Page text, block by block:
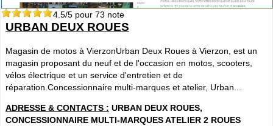
4.5/5 pour 73 note
URBAN DEUX ROUES
Magasin de motos à VierzonUrban Deux Roues à Vierzon, est un
magasin proposant du neuf et de l'occasion en motos, scooters,
vélos électrique et un service d'entretien et de
réparation.Concessionnaire multi-marques et atelier, Urban...
ADRESSE & CONTACTS : URBAN DEUX ROUES,
CONCESSIONNAIRE MULTI-MARQUES ATELIER 2 ROUES